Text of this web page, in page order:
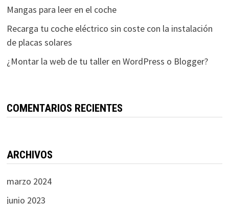
Mangas para leer en el coche
Recarga tu coche eléctrico sin coste con la instalación
de placas solares
¿Montar la web de tu taller en WordPress o Blogger?
COMENTARIOS RECIENTES
ARCHIVOS
marzo 2024
junio 2023